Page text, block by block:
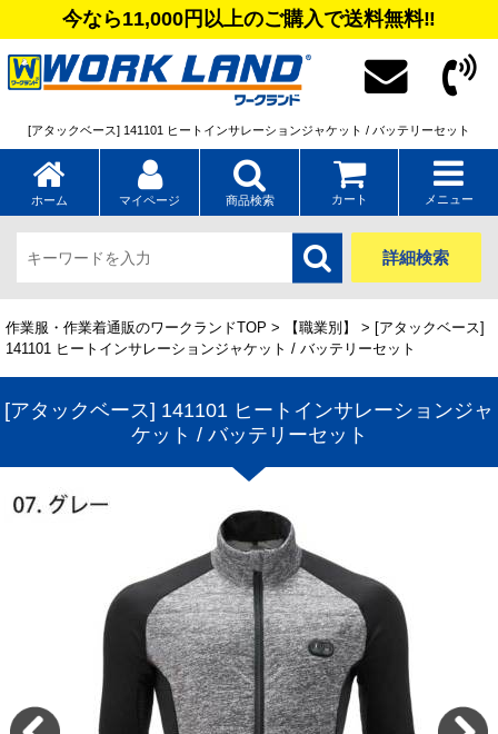
今なら11,000円以上のご購入で送料無料‼
[アタックベース] 141101 ヒートインサレーションジャケット / バッテリーセット
ホーム マイページ 商品検索 カート メニュー
詳細検索
作業服・作業着通販のワークランドTOP > 【職業別】
> [アタックベース]
141101 ヒートインサレーションジャケット / バッテリーセット
[アタックベース] 141101 ヒートインサレーションジャ
ケット / バッテリーセット